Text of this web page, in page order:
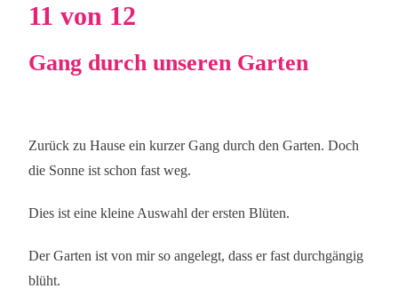
11 von 12
Gang durch unseren Garten
Zurück zu Hause ein kurzer Gang durch den Garten. Doch
die Sonne ist schon fast weg.
Dies ist eine kleine Auswahl der ersten Blüten.
Der Garten ist von mir so angelegt, dass er fast durchgängig
blüht.